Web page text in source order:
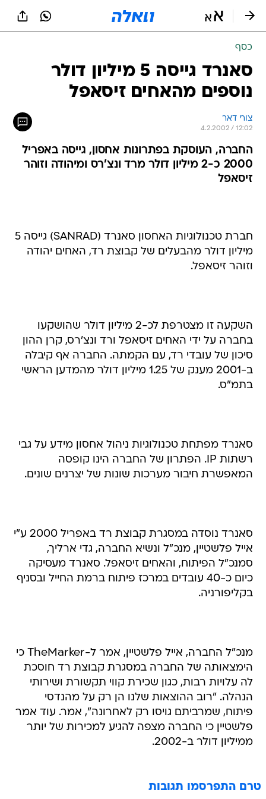
כסף
סאנרד גייסה 5 מיליון דולר
נוספים מהאחים זיסאפל
צורי דאר
4.2.2002 / 12:02
החברה, העוסקת בפתרונות אחסון, גייסה באפריל
2000 כ-2 מיליון דולר מרד ונצ'רס ומיהודה וזוהר
זיסאפל
חברת טכנולוגיות האחסון סאנרד (SANRAD) גייסה 5
מיליון דולר מהבעלים של קבוצת רד, האחים יהודה
וזוהר זיסאפל.
השקעה זו מצטרפת לכ-2 מיליון דולר שהושקעו
בחברה על ידי האחים זיסאפל ורד ונצ'רס, קרן ההון
סיכון של עובדי רד, עם הקמתה. החברה אף קיבלה
ב-2001 מענק של 1.25 מיליון דולר מהמדען הראשי
בתמ"ס.
סאנרד מפתחת טכנולוגיות ניהול אחסון מידע על גבי
רשתות IP. הפתרון של החברה הינו קופסה
המאפשרת חיבור מערכות שונות של יצרנים שונים.
סאנרד נוסדה במסגרת קבוצת רד באפריל 2000 ע"י
אייל פלשטיין, מנכ"ל ונשיא החברה, גדי ארליך,
סמנכ"ל הפיתוח, והאחים זיסאפל. סאנרד מעסיקה
כיום כ-40 עובדים במרכז פיתוח ברמת החייל ובסניף
בקליפורניה.
מנכ"ל החברה, אייל פלשטיין, אמר ל-TheMarker כי
הימצאותה של החברה במסגרת קבוצת רד חוסכת
לה עלויות רבות, כגון שכירת קווי תקשורת ושירותי
הנהלה. "רוב ההוצאות שלנו הן רק על מהנדסי
פיתוח, שמרביתם גויסו רק לאחרונה", אמר. עוד אמר
פלשטיין כי החברה מצפה להגיע למכירות של יותר
ממיליון דולר ב-2002.
טרם התפרסמו תגובות